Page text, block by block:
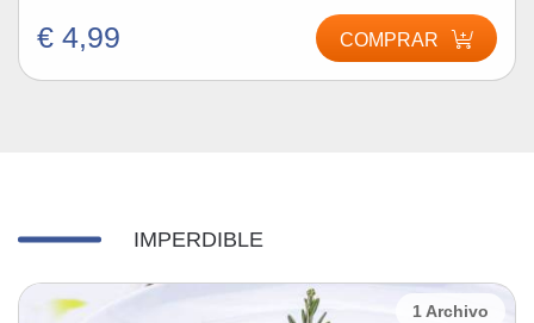
€ 4,99 COMPRAR
IMPERDIBLE
8 Archivo